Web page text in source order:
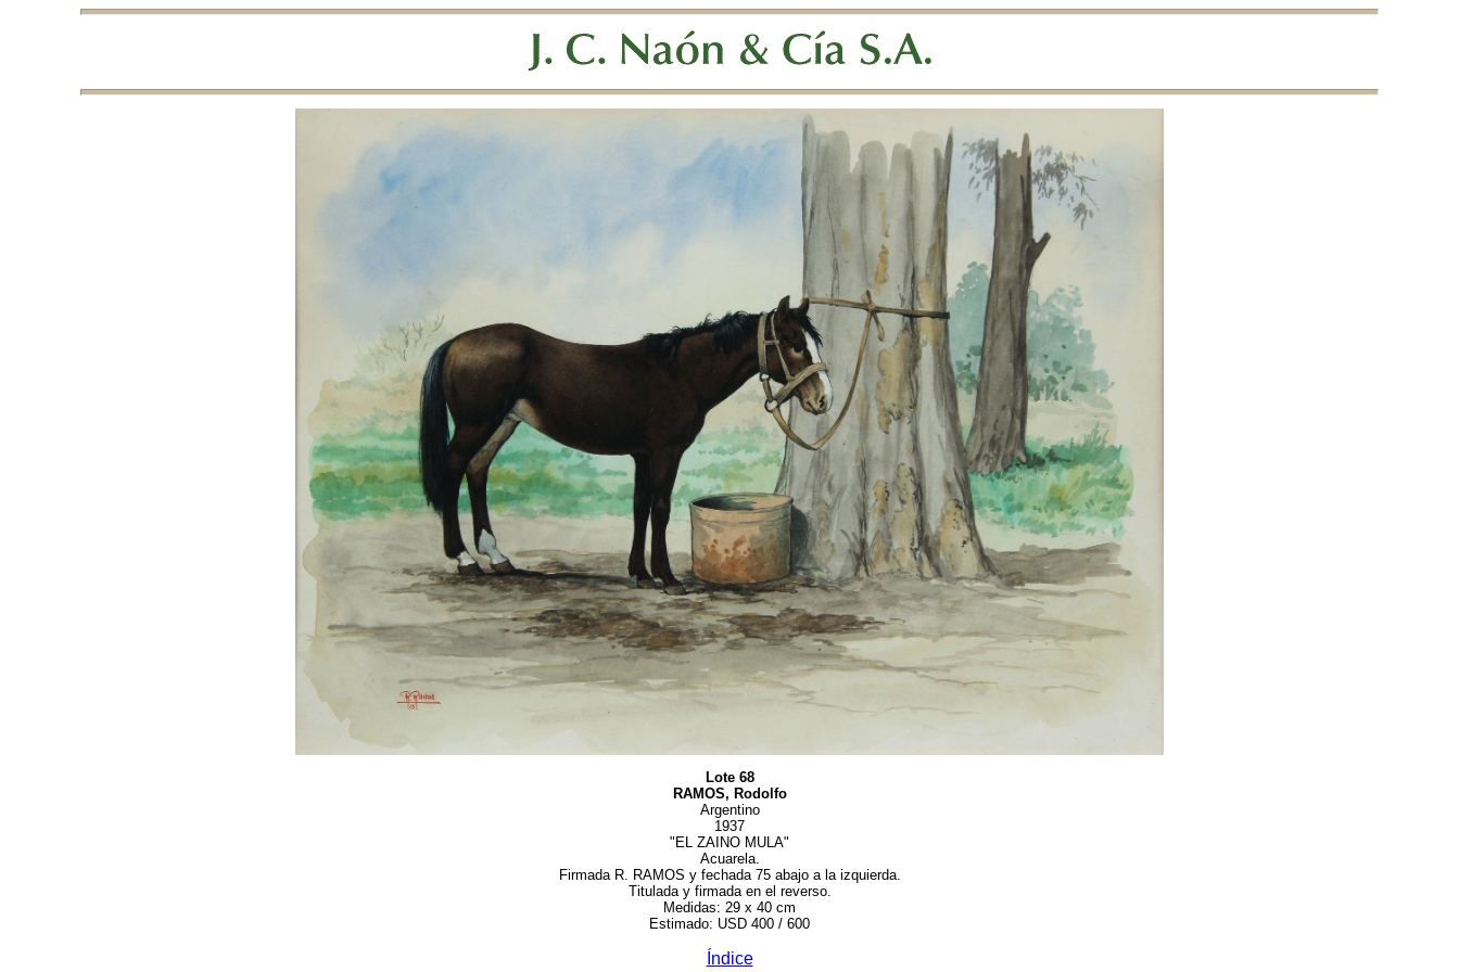
Lote 68
RAMOS, Rodolfo
Argentino
1937
"EL ZAINO MULA"
Acuarela.
Firmada R. RAMOS y fechada 75 abajo a la izquierda.
Titulada y firmada en el reverso.
Medidas: 29 x 40 cm
Estimado: USD 400 / 600
Índice